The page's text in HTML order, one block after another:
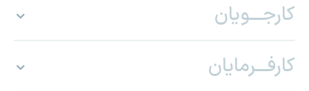
کارجـــویان
کارفـــرمایان